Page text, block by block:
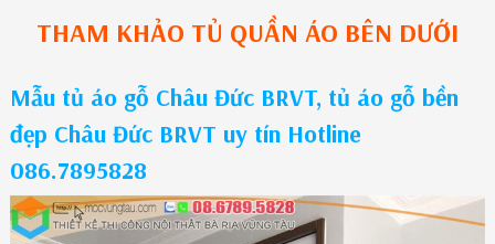
THAM KHẢO TỦ QUẦN ÁO BÊN DƯỚI
Mẫu tủ áo gỗ Châu Đức BRVT, tủ áo gỗ bền
đẹp Châu Đức BRVT uy tín Hotline
086.7895828